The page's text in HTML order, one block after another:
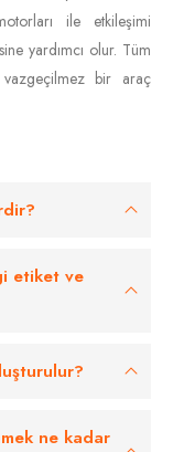
ile etkileşimi
yardımcı olur. Tüm
vazgeçilmez bir araç
etiket ve
ne kadar